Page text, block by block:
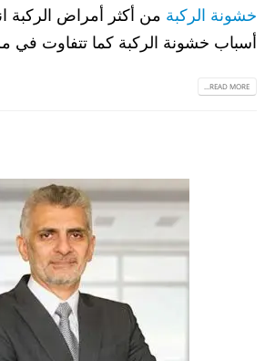
خشونة الركبة من أكثر أمراض الركبة
أسباب خشونة الركبة كما تتفاوت في
READ MORE...